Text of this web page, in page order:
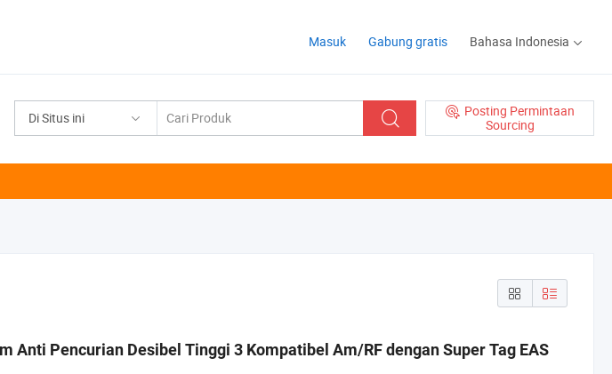
Masuk Gabung gratis Bahasa Indonesia
Di Situs ini
Posting Permintaan
Sourcing
Anti Pencurian Desibel Tinggi 3 Kompatibel Am/RF dengan Super Tag EAS